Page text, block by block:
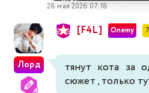
28 мая 2026 07:18
Лорд
[F4L] Onemy
тянут кота за
сюжет , только